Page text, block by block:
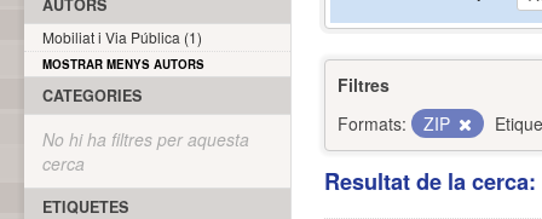
Filtres
Formats:
ZIP
Resultat de la
AUTORS
Mobiliat i Via Pública (1)
MOSTRAR MENYS AUTORS
CATEGORIES
No hi ha filtres per aquesta
cerca
ETIQUETES